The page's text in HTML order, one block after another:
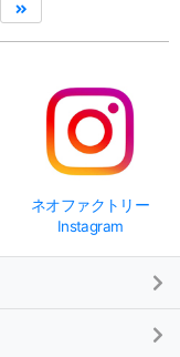
ネオファクトリー
Instagram